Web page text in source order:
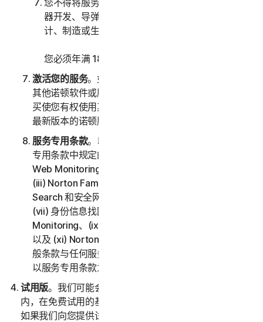
您不得将服务用于任何军事目的，包括网络战、武
器开发、导弹、核武器、生物武器或化学武器的设
计、制造或生产。
您必须年满 18 周岁才能购买我们的软件和服务。
激活您的服务。如果您选择通过软件或服务访问或使用
其他诺顿软件或服务，或者您的软件授权许可或服务购
买使您有权使用其他软件和服务，则表示您了解并接受
最新版本的诺顿服务条款。
服务专用条款。以下服务受本 LSA 的第三部分 – 服务
专用条款中规定的附加条款和条件的约束：(i) Dark
Web Monitoring、(ii) Norton Password Manager、
(iii) Norton Family 和家长控制、(iv) Norton Safe
Search 和安全网页、(v) 云备份、(vi) 技术支持服务、
(vii) 身份信息找回支持、(viii) Social Media
Monitoring、(ix) 防身份盗用保险、(x) Norton VPN，
以及 (xi) Norton Small Business。如果第二部分 - 一
般条款与任何服务专用条款之间存在冲突或不一致，则
以服务专用条款为准并适用。
试用版。我们可能会在诺顿卫复客自行决定的指定时间
内，在免费试用的基础上提供服务（以下称“
如果我们向您提供试用版，则会在注册时和/或介绍试用